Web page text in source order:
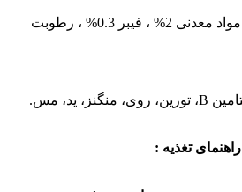
پروتئین 11% ، چربی 5% ، مواد معدنی 2% ، فیبر 0.3% ، رطوبت
راهنمای تغذیه :